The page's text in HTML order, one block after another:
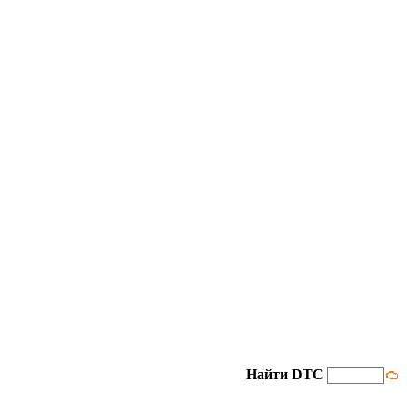
Найти DTC